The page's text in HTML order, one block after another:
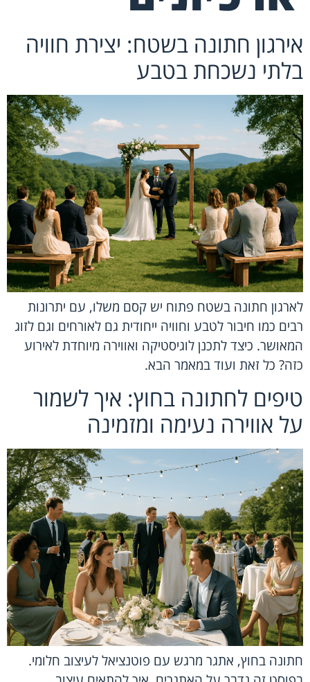
אירגון חתונה בשטח: יצירת חוויה
בלתי נשכחת בטבע
לארגון חתונה בשטח פתוח יש קסם משלו, עם יתרונות
רבים כמו חיבור לטבע וחוויה ייחודית גם לאורחים וגם לזוג
המאושר. כיצד לתכנן לוגיסטיקה ואווירה מיוחדת לאירוע
כזה? כל זאת ועוד במאמר הבא.
טיפים לחתונה בחוץ: איך לשמור
על אווירה נעימה ומזמינה
חתונה בחוץ, אתגר מרגש עם פוטנציאל לעיצוב חלומי.